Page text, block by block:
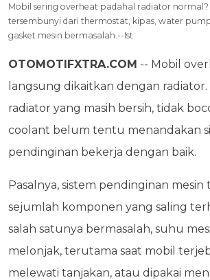
Mobil sering overheat padahal radiator
tersembunyi dari thermostat, kipas, water
gasket mesin bermasalah.--Ist
OTOMOTIFXTRA.COM -- Mobil
langsung dikaitkan dengan radiator.
radiator yang masih bersih, tidak
coolant belum tentu menandakan
pendinginan bekerja dengan baik.
Pasalnya, sistem pendinginan mesin
sejumlah komponen yang saling
salah satunya bermasalah, suhu
melonjak, terutama saat mobil
melewati tanjakan, atau dipakai